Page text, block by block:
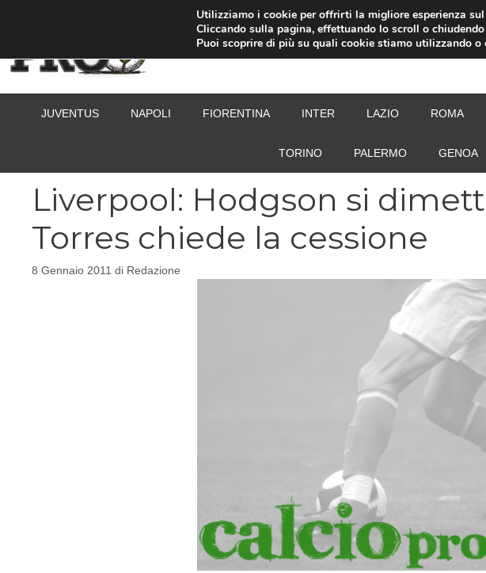
JUVENTUS NAPOLI FIORENTINA INTER LAZIO ROMA
TORINO PALERMO GENOA
Liverpool: Hodgson si
Torres chiede la cessione
8 Gennaio 2011 di Redazione
Utilizziamo i cookie per offrirti la migliore esperienza
Cliccando sulla pagina, effettuando lo scroll o
Puoi scoprire di più su quali cookie stiamo utilizzando